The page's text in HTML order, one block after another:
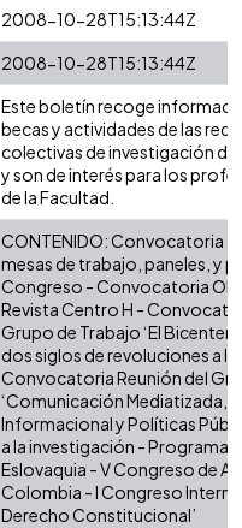
2008-10-28T15:13:44Z
2008-10-28T15:13:44Z
Este boletín recoge
becas y actividades de las
colectivas de investigación de
y son de interés para los
de la Facultad.
CONTENIDO: Convocatoria
mesas de trabajo, paneles, y
Congreso - Convocatoria
Revista Centro H -
Grupo de Trabajo ‘El
dos siglos de revoluciones a la
Convocatoria Reunión del
‘Comunicación Mediatizada,
Informacional y Políticas
a la investigación - Programa
Eslovaquia - V Congreso de
Colombia - I Congreso
Derecho Constitucional’